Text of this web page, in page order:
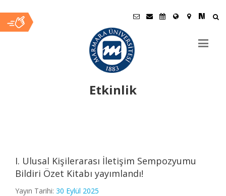
Etkinlik
İçerikI. Ulusal Kişilerarası İletişim Sempozyumu
Bildiri Özet Kitabı yayımlandı!
Yayın Tarihi: 30 Eylül 2025